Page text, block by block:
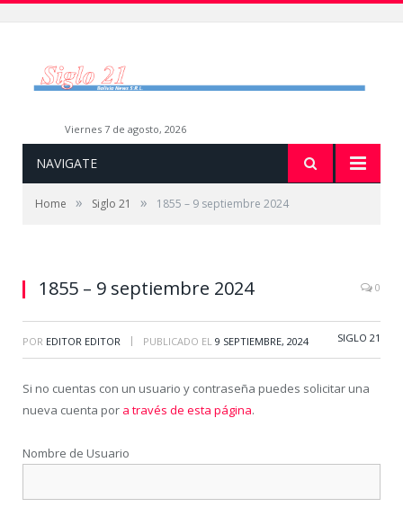
viernes 7 de agosto, 2026
NAVIGATE
Home » Siglo 21 » 1855 – 9 septiembre 2024
1855 – 9 septiembre 2024 0
POR EDITOR EDITOR | PUBLICADO EL 9 SEPTIEMBRE, 2024 SIGLO 21
Si no cuentas con un usuario y contraseña puedes solicitar una
nueva cuenta por a través de esta página.
Nombre de Usuario